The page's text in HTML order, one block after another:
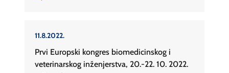
11.8.2022.
Prvi Europski kongres biomedicinskog i
veterinarskog inženjerstva, 20.-22. 10. 2022.